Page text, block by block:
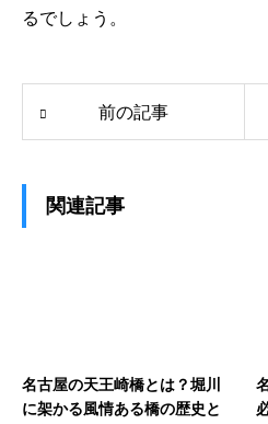
るでしょう。
前の記事
関連記事
名古屋の天王崎橋とは？堀川
に架かる風情ある橋の歴史と